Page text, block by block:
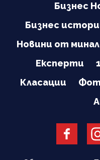
Бизнес
Бизнес
Новини от
Експерти
Класации